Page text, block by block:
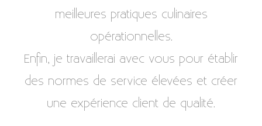
meilleures pratiques culinaires
opérationnelles.
Enfin, je travaillerai avec vous pour établir
des normes de service élevées et créer
une expérience client de qualité.